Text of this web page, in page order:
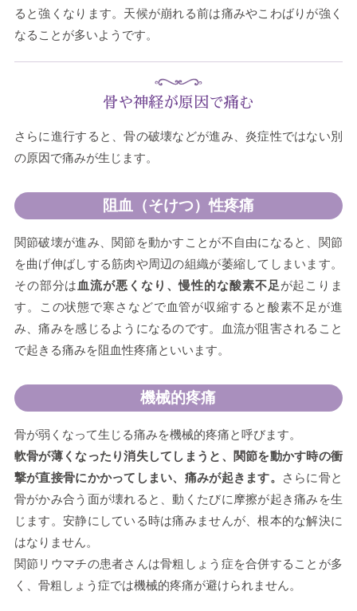
ると強くなります。天候が崩れる前は痛みやこわばりが強く
なることが多いようです。
骨や神経が原因で痛む
さらに進行すると、骨の破壊などが進み、炎症性ではない別
の原因で痛みが生じます。
阻血（そけつ）性疼痛
関節破壊が進み、関節を動かすことが不自由になると、関節
を曲げ伸ばしする筋肉や周辺の組織が萎縮してしまいます。
その部分は 血流が悪くなり、慢性的な酸素不足が起こりま
す。この状態で寒さなどで血管が収縮すると酸素不足が進
み、痛みを感じるようになるのです。血流が阻害されること
で起きる痛みを阻血性疼痛といいます。
機械的疼痛
骨が弱くなって生じる痛みを機械的疼痛と呼びます。
軟骨が薄くなったり消失してしまうと、関節を動かす時の衝
撃が直接骨にかかってしまい、痛みが起きます。
さらに骨と
骨がかみ合う面が壊れると、動くたびに摩擦が起き痛みを生
じます。安静にしている時は痛みませんが、根本的な解決に
はなりません。
関節リウマチの患者さんは骨粗しょう症を合併することが多
く、骨粗しょう症では機械的疼痛が避けられません。